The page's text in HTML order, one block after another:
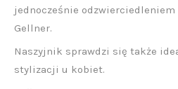
jednocześnie odzwierciedleniem
Gellner.
Naszyjnik sprawdzi się także
stylizacji u kobiet.